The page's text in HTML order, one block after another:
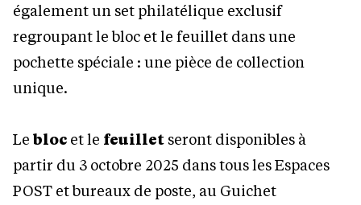
également un set philatélique exclusif
regroupant le bloc et le feuillet dans une
pochette spéciale : une pièce de collection
unique.
Le bloc et le feuillet seront disponibles à
partir du 3 octobre 2025 dans tous les Espaces
POST et bureaux de poste, au Guichet